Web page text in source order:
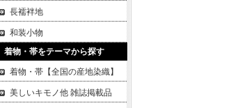
長襦袢地
和装小物
着物・帯をテーマから探す
着物・帯【全国の産地染織】
美しいキモノ他 雑誌掲載品